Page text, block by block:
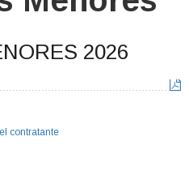
2026
contratante